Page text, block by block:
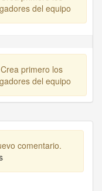
del equipo
Crea primero los
del equipo
comentario.